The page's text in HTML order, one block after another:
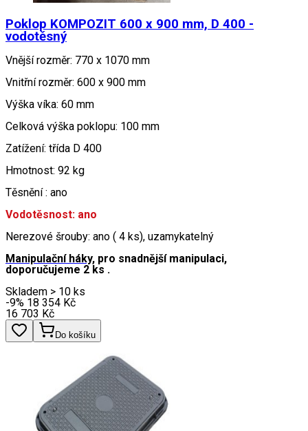
Poklop KOMPOZIT 600 x 900 mm, D 400 -
vodotěsný
Vnější rozměr: 770 x 1070 mm
Vnitřní rozměr: 600 x 900 mm
Výška víka: 60 mm
Celková výška poklopu: 100 mm
Zatížení: třída D 400
Hmotnost: 92 kg
Těsnění : ano
Vodotěsnost: ano
Nerezové šrouby: ano ( 4 ks), uzamykatelný
Manipulační háky, pro snadnější manipulaci,
doporučujeme 2 ks .
Skladem > 10 ks
-9% 18 354 Kč
16 703 Kč
Do košíku